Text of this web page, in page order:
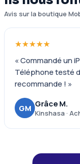
Avis sur la boutique
★★★★★
« Commandé un
Téléphone testé
recommande ! »
GM Grâce M.
Kinshasa ·